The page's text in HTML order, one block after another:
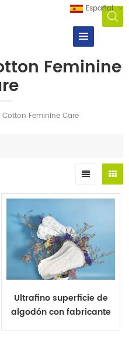
Español
Feminine
Cotton Feminine Care
Ultrafino superficie de
algodón con fabricante